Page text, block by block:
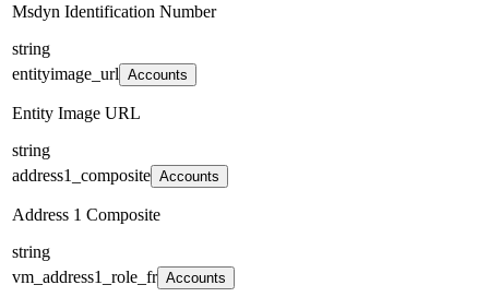
Msdyn Identification Number
string
entityimage_url Accounts
Entity Image URL
string
address1_composite Accounts
Address 1 Composite
string
vm_address1_role_fr Accounts